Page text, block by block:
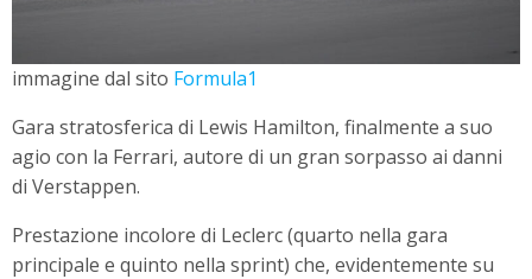
immagine dal sito Formula1
Gara stratosferica di Lewis Hamilton, finalmente a suo
agio con la Ferrari, autore di un gran sorpasso ai danni
di Verstappen.
Prestazione incolore di Leclerc (quarto nella gara
principale e quinto nella sprint) che, evidentemente su